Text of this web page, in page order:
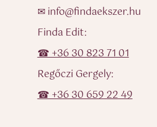
✉ info@findaekszer.hu
Finda Edit:
☎ +36 30 823 71 01
Regőczi Gergely:
☎ +36 30 659 22 49